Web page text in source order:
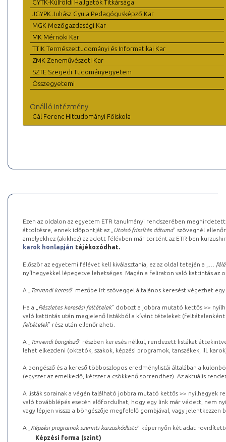
GYTK-Külföldi Hallgatók Titkársága
JGYPK Juhász Gyula Pedagógusképző Kar
MGK Mezőgazdasági Kar
MK Mérnöki Kar
TTIK Természettudományi és Informatikai Kar
ZMK Zeneművészeti Kar
SZTE Szegedi Tudományegyetem
Összegyetemi
Önálló intézmény
Gál Ferenc Hittudományi Főiskola
Ezen az oldalon az egyetem ETR tanulmányi rendszerében
áttöltésre, ennek időpontját az „ Utolsó frissítés dátuma” szövegnél
amelyekhez (akikhez) az adott félévben már történt az ETR-ben
karok honlapján tájékozódhat.
Először az egyetemi félévet kell kiválasztania, ez az oldal tetején a „
…
nyílhegyekkel lépegetve lehetséges. Magán a feliraton való kattintás az
A „ Tanrendi kereső” mezőbe írt szöveggel általános keresést végezhet
Ha a „ Részletes keresési feltételek” dobozt a jobbra mutató kettős >>
való kattintás után megjelenő listákból a kívánt tételeket (feltételenként
feltételek” rész után ellenőrizheti.
A „ Tanrendi böngésző” részben keresés nélkül, rendezett listákat
lehet elkezdeni (oktatók, szakok, képzési programok, tanszékek, ill.
A böngésző és a kereső többoszlopos eredménylistái általában a
(egyszer az emelkedő, kétszer a csökkenő sorrendhez). Az aktuális
A listák sorainak a végén található jobbra mutató kettős >> nyílhegyek
való továbblépés esetén előfordulhat, hogy egy link már védett, nem
vagy lépjen vissza a böngészője megfelelő gombjával, vagy
A „ Képzési programok szerinti kurzuskódlista” képernyőn két adat
Képzési forma (szint)